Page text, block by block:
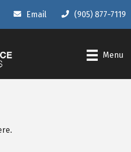
Email (905) 877-7119
Menu